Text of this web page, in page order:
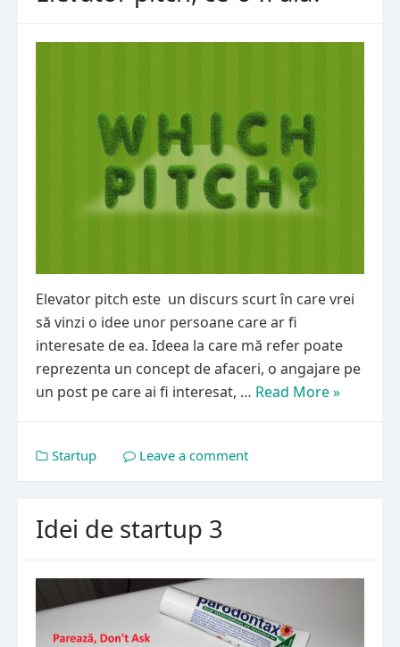
Elevator pitch este un discurs scurt în care vrei
să vinzi o idee unor persoane care ar fi
interesate de ea. Ideea la care mă refer poate
reprezenta un concept de afaceri, o angajare pe
un post pe care ai fi interesat, … Read More »
Startup Leave a comment
Idei de startup 3